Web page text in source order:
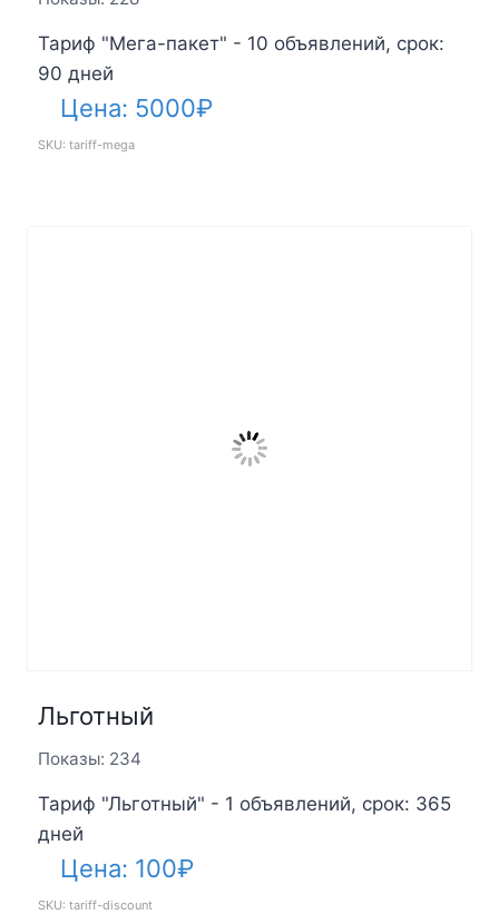
Тариф "Мега-пакет" - 10 объявлений, срок:
90 дней
Цена: 5000₽
SKU: tariff-mega
Льготный
Показы: 234
Тариф "Льготный" - 1 объявлений, срок: 365
дней
Цена: 100₽
SKU: tariff-discount